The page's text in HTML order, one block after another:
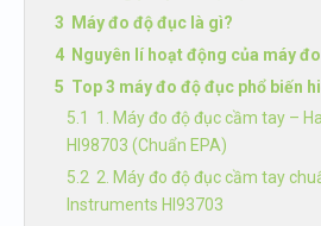
Máy đo độ đục là gì?
Nguyên lí hoạt động của máy
Top 3 máy đo độ đục phổ biến
1. Máy đo độ đục cầm tay –
HI98703 (Chuẩn EPA)
2. Máy đo độ đục cầm tay
Instruments HI93703